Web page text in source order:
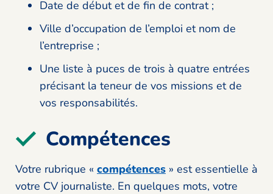
Date de début et de fin de contrat ;
Ville d’occupation de l’emploi et nom de
l’entreprise ;
Une liste à puces de trois à quatre entrées
précisant la teneur de vos missions et de
vos responsabilités.
Compétences
Votre rubrique « compétences » est essentielle à
votre CV journaliste. En quelques mots, votre